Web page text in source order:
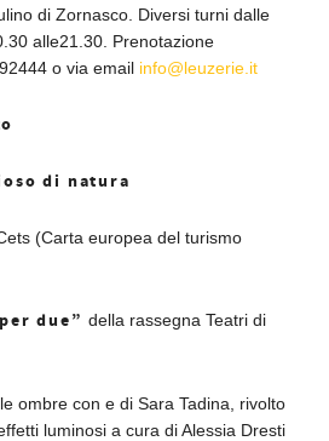
di Zornasco. Diversi turni dalle
alle21.30. Prenotazione
o via email info@leuzerie.it
di natura
(Carta europea del turismo
due” della rassegna Teatri di
ombre con e di Sara Tadina, rivolto
luminosi a cura di Alessia Dresti